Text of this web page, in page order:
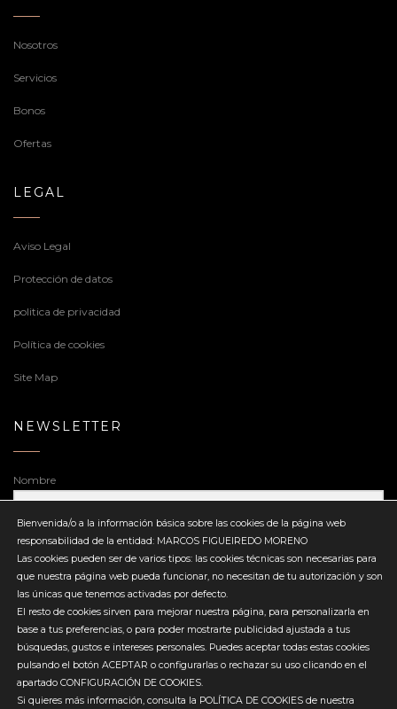
Nosotros
Servicios
Bonos
Ofertas
LEGAL
Aviso Legal
Protección de datos
politica de privacidad
Política de cookies
Site Map
NEWSLETTER
Nombre
Dirección de correo electrónico
Enviar
Bienvenida/o a la información básica sobre las cookies de la página web
responsabilidad de la entidad: MARCOS FIGUEIREDO MORENO
Las cookies pueden ser de varios tipos: las cookies técnicas son necesarias para
que nuestra página web pueda funcionar, no necesitan de tu autorización y son
las únicas que tenemos activadas por defecto.
El resto de cookies sirven para mejorar nuestra página, para personalizarla en
base a tus preferencias, o para poder mostrarte publicidad ajustada a tus
búsquedas, gustos e intereses personales. Puedes aceptar todas estas cookies
pulsando el botón ACEPTAR o configurarlas o rechazar su uso clicando en el
apartado CONFIGURACIÓN DE COOKIES.
Si quieres más información, consulta la POLÍTICA DE COOKIES de nuestra